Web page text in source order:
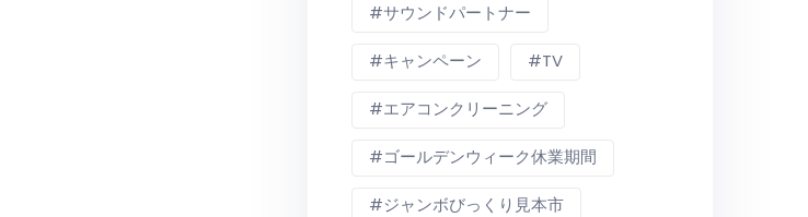
サウンドパートナー
キャンペーン TV
エアコンクリーニング
ゴールデンウィーク休業期間
ジャンボびっくり見本市